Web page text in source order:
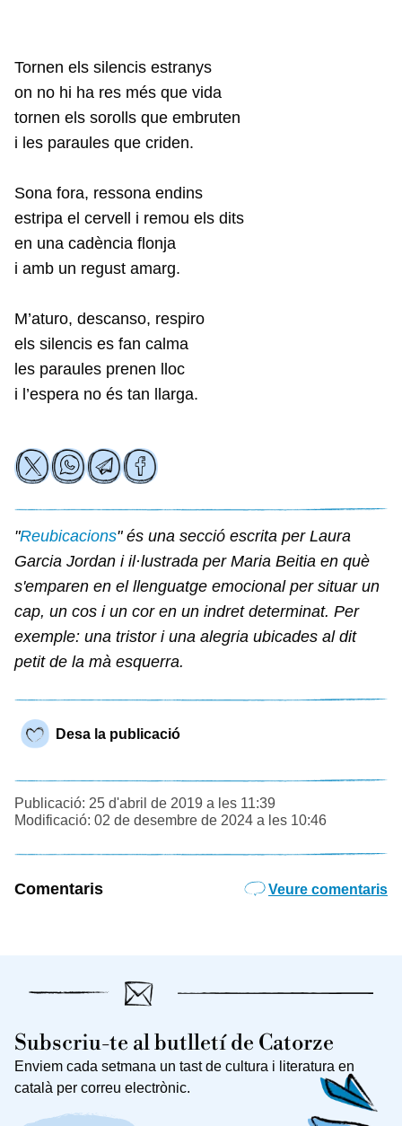
Tornen els silencis estranys
on no hi ha res més que vida
tornen els sorolls que embruten
i les paraules que criden.
Sona fora, ressona endins
estripa el cervell i remou els dits
en una cadència flonja
i amb un regust amarg.
M’aturo, descanso, respiro
els silencis es fan calma
les paraules prenen lloc
i l’espera no és tan llarga.
"Reubicacions" és una secció escrita per Laura
Garcia Jordan i il·lustrada per Maria Beitia en què
s'emparen en el llenguatge emocional per situar un
cap, un cos i un cor en un indret determinat. Per
exemple: una tristor i una alegria ubicades al dit
petit de la mà esquerra.
Desa la publicació
Publicació: 25 d'abril de 2019 a les 11:39
Modificació: 02 de desembre de 2024 a les 10:46
Comentaris Veure comentaris
Subscriu-te al butlletí de Catorze
Enviem cada setmana un tast de cultura i literatura en
català per correu electrònic.